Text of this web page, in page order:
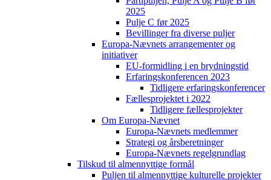
2025
Pulje C før 2025
Bevillinger fra diverse puljer
Europa-Nævnets arrangementer og
initiativer
EU-formidling i en brydningstid
Erfaringskonferencen 2023
Tidligere erfaringskonferencer
Fællesprojektet i 2022
Tidligere fællesprojekter
Om Europa-Nævnet
Europa-Nævnets medlemmer
Strategi og årsberetninger
Europa-Nævnets regelgrundlag
Tilskud til almennyttige formål
Puljen til almennyttige kulturelle projekter